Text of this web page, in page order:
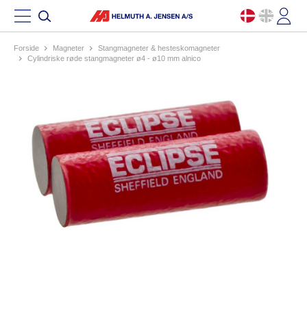
Forside magneter
stangmagneter & hesteskomagneter
cylindriske røde stangmagneter ø4 - ø10 mm alnico